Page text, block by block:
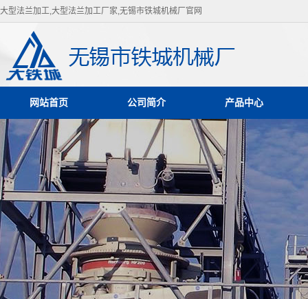
大型法兰加工,大型法兰加工厂家,无锡市铁城机械厂官网
网站首页 公司简介 产品中心